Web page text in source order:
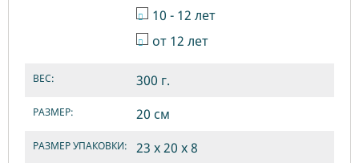
10 - 12 лет
от 12 лет
ВЕС: 300 г.
РАЗМЕР: 20 см
РАЗМЕР УПАКОВКИ: 23 х 20 х 8